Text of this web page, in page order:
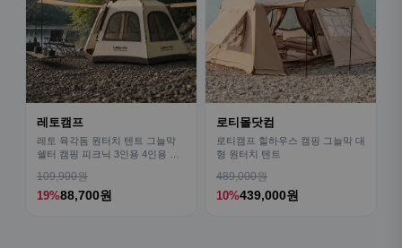
레토캠프
레토 육각돔 원터치 텐트 그늘막
쉘터 캠핑 피크닉 3인용 4인용 패
109,900원
19%88,700원
로티몰닷컴
로티캠프 힐하우스 캠핑 그늘막 대
형 원터치 텐트
489,000원
10%439,000원